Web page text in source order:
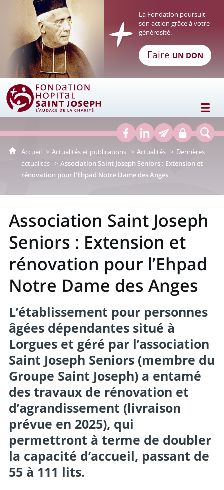
Fondation Hôpital Saint Joseph
La Fondation poursuit
son action grâce à votre
générosité.
Faire UN DON
Accueil Actualités et publications Actualités
Dernières
actualités
Association Saint Joseph Seniors : Extension et
rénovation pour l’Ehpad Notre Dame des Anges
Association Saint Joseph
Seniors : Extension et
rénovation pour l’Ehpad
Notre Dame des Anges
L’établissement pour personnes
âgées dépendantes situé à
Lorgues et géré par l’association
Saint Joseph Seniors (membre du
Groupe Saint Joseph) a entamé
des travaux de rénovation et
d’agrandissement (livraison
prévue en 2025), qui
permettront à terme de doubler
la capacité d’accueil, passant de
55 à 111 lits.